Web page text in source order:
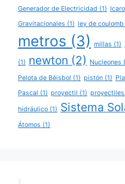
Generador de Electricidad (1) Icaro
Gravitacionales (1) ley de coulomb
metros (3) millas (1)
(1) newton (2) Nucleones
Pelota de Béisbol (1) pistón (1)
Pascal (1) proyectil (1) proyectiles
hidráulico (1) Sistema
Átomos (1)